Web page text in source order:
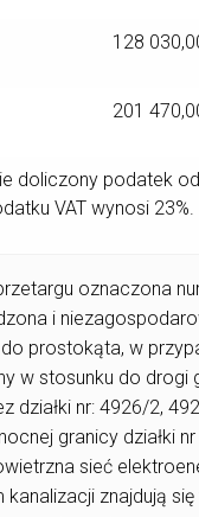
128
201
doliczony podatek
VAT wynosi 23%.
oznaczona
i
prostokąta, w
w stosunku do
działki nr: 4926/2,
granicy działki
sieć
znajdują